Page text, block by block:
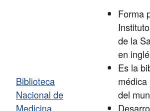
Biblioteca
Nacional de
Medicina
Forma
de la
en
Es la
del